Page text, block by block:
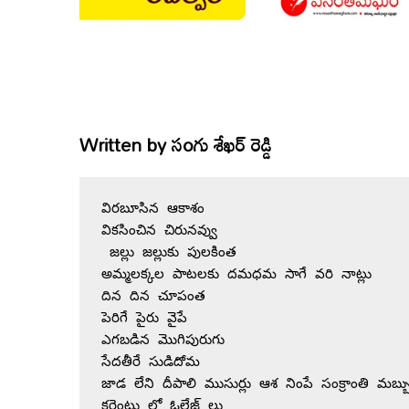
Written byసoగు శేఖర్ రెడ్డి
విరబూసిన ఆకాశం
వికసించిన చిరునవ్వు
జల్లు జల్లుకు పులకింత
అమ్మలక్కల పాటలకు దమధమ సాగే వరి నాట్లు
దిన దిన చూపంత
పెరిగే పైరు వైపే
ఎగబడిన మొగిపురుగు
సేదతీరే సుడిదోమ
జాడ లేని దీపాలి ముసుర్లు ఆశ నింపే సంక్రాంతి